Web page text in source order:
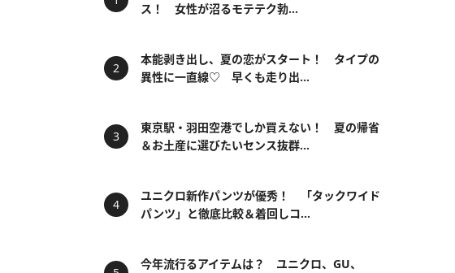
ス！ 女性が沼るモテテク勃...
本能剥き出し、夏の恋がスタート！ タイプの
異性に一直線♡ 早くも走り出...
東京駅・羽田空港でしか買えない！ 夏の帰省
＆お土産に選びたいセンス抜群...
ユニクロ新作パンツが優秀！ 「タックワイド
パンツ」と徹底比較＆着回しコ...
今年流行るアイテムは？ ユニクロ、GU、